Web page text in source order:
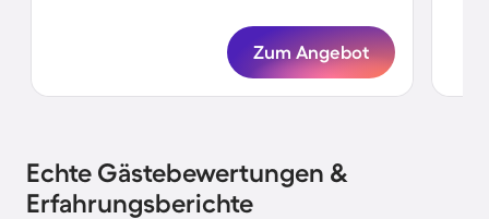
Zum Angebot
Echte Gästebewertungen &
Erfahrungsberichte